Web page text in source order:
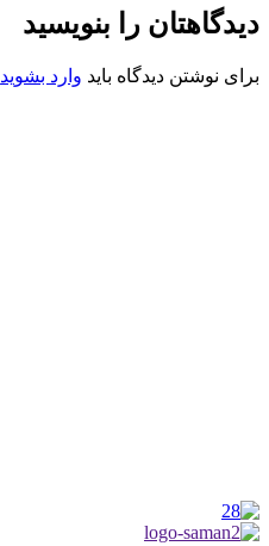
دیدگاهتان را بنویسید
برای نوشتن دیدگاه باید وارد بشوید